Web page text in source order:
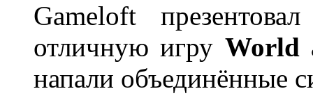
Gameloft
отличную игру World
напали объединённые